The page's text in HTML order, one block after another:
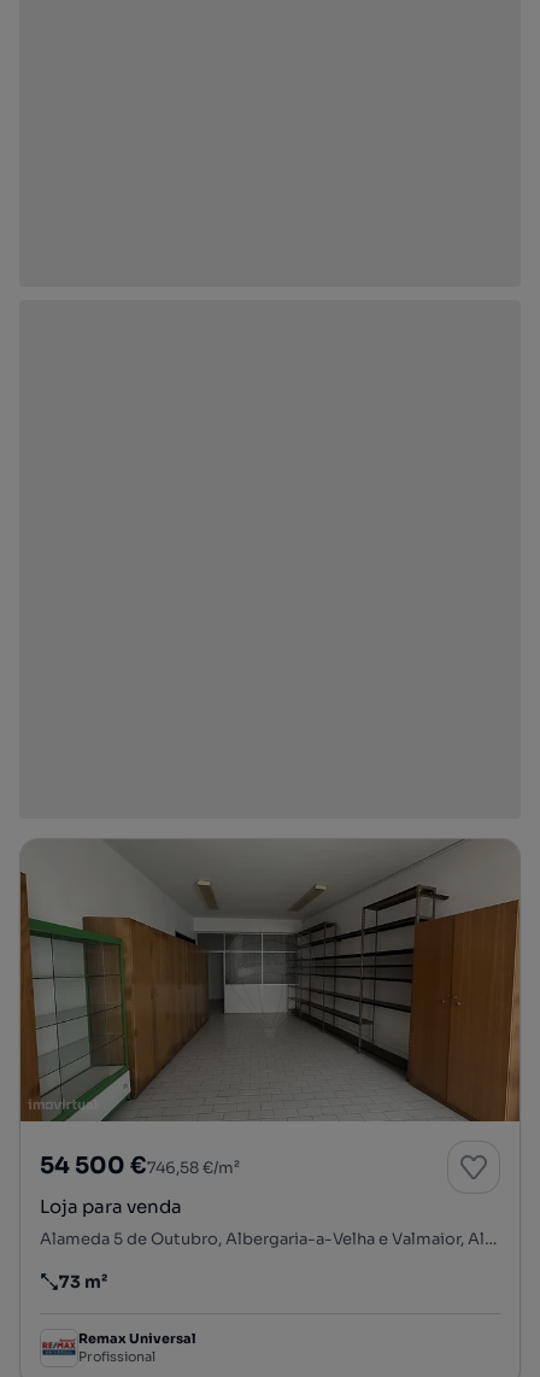
54 500 €746,58 €/m²
Loja para venda
Alameda 5 de Outubro, Albergaria-a-Velha e Valmaior, Albergaria-a-Velha, Aveiro
Preço por metro quadrado
73 m²
Remax Universal
Profissional